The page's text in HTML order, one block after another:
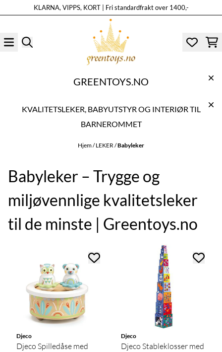
Hopp til innholdKLARNA, VIPPS, KORT | Fri standardfrakt over 1400,-
GREENTOYS.NO
KVALITETSLEKER, BABYUTSTYR OG INTERIØR TIL
BARNEROMMET
Hjem/LEKER /Babyleker
Babyleker – Trygge og
miljøvennlige kvalitetsleker
til de minste | Greentoys.no
Djeco
Djeco Spilledåse med
Djeco
Djeco Stableklosser med